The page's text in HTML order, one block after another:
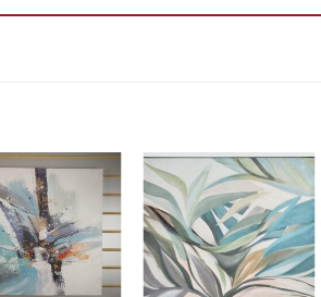
wishlist
Add to
wishlist